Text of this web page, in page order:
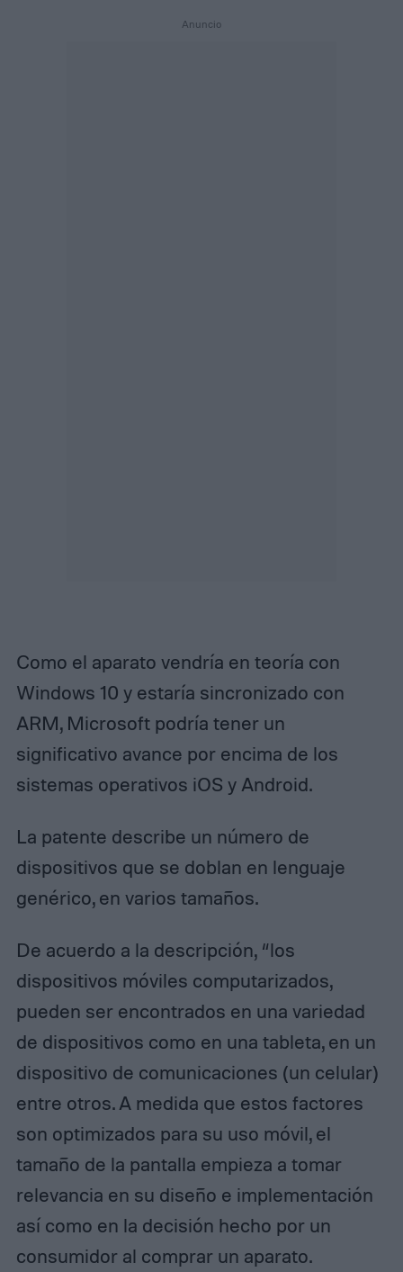
Como el aparato vendría en teoría con
Windows 10 y estaría sincronizado con
ARM, Microsoft podría tener un
significativo avance por encima de los
sistemas operativos iOS y Android.
La patente describe un número de
dispositivos que se doblan en lenguaje
genérico, en varios tamaños.
De acuerdo a la descripción, “los
dispositivos móviles computarizados,
pueden ser encontrados en una variedad
de dispositivos como en una tableta, en un
dispositivo de comunicaciones (un celular)
entre otros. A medida que estos factores
son optimizados para su uso móvil, el
tamaño de la pantalla empieza a tomar
relevancia en su diseño e implementación
así como en la decisión hecho por un
consumidor al comprar un aparato.